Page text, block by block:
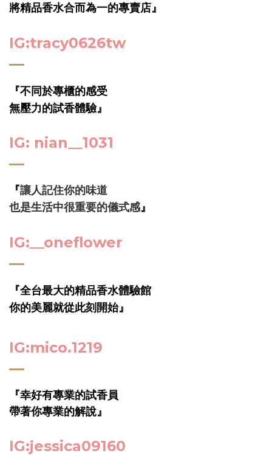
將精品香水合而為一的專賣店』
IG:tracy0626tw
『不同於專櫃的感受
無壓力的試香體驗』
IG: nian__1031
『讓人記住你的味道
也是生活中很重要的儀式感』
IG:__oneflower
『全台最大的精品香水體驗館
你的美麗就從此刻開始』
IG:mico.1219
『幸好有專業的試香員
帶著你專業的解說』
IG:jessica09160